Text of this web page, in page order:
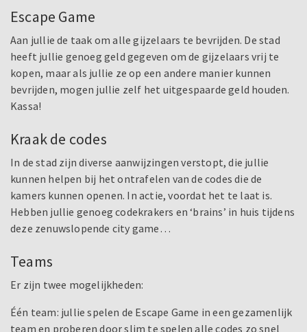
Escape Game
Aan jullie de taak om alle gijzelaars te bevrijden. De stad
heeft jullie genoeg geld gegeven om de gijzelaars vrij te
kopen, maar als jullie ze op een andere manier kunnen
bevrijden, mogen jullie zelf het uitgespaarde geld houden.
Kassa!
Kraak de codes
In de stad zijn diverse aanwijzingen verstopt, die jullie
kunnen helpen bij het ontrafelen van de codes die de
kamers kunnen openen. In actie, voordat het te laat is.
Hebben jullie genoeg codekrakers en ‘brains’ in huis tijdens
deze zenuwslopende city game…
Teams
Er zijn twee mogelijkheden:
Één team: jullie spelen de Escape Game in een gezamenlijk
team en proberen door slim te spelen alle codes zo snel